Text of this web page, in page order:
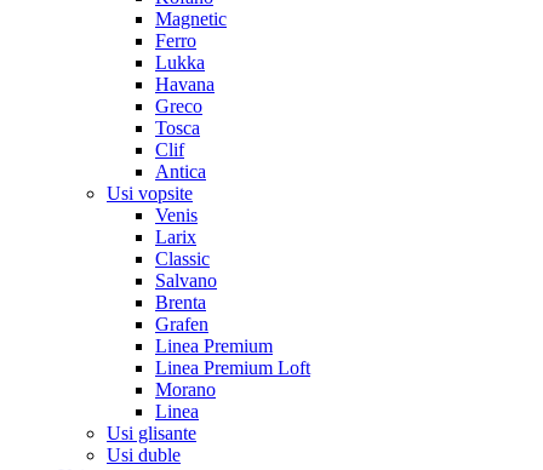
Magnetic
Ferro
Lukka
Havana
Greco
Tosca
Clif
Antica
Usi vopsite
Venis
Larix
Classic
Salvano
Brenta
Grafen
Linea Premium
Linea Premium Loft
Morano
Linea
Usi glisante
Usi duble